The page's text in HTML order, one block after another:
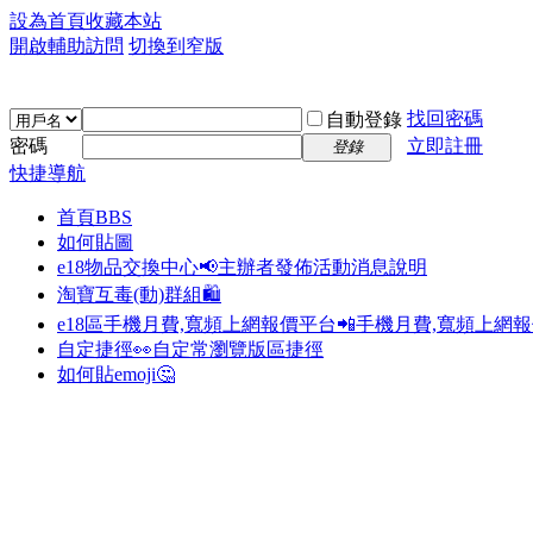
設為首頁收藏本站
開啟輔助訪問 切換到窄版
自動登錄 找回密碼
密碼
登錄
立即註冊
快捷導航
首頁BBS
如何貼圖
e18物品交換中心📢主辦者發佈活動消息說明
淘寶互毒(動)群組🛍️
e18區手機月費,寬頻上網報價平台📲手機月費,寬頻上網
自定捷徑👀自定常瀏覽版區捷徑
如何貼emoji🤔